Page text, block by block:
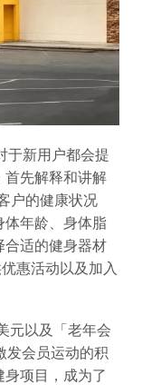
于新用户都会提
首先解释和讲解
户的健康状况
体年龄、身体脂
合适的健身器材
惠活动以及加入
元以及「老年会
发会员运动的积
身项目，成为了